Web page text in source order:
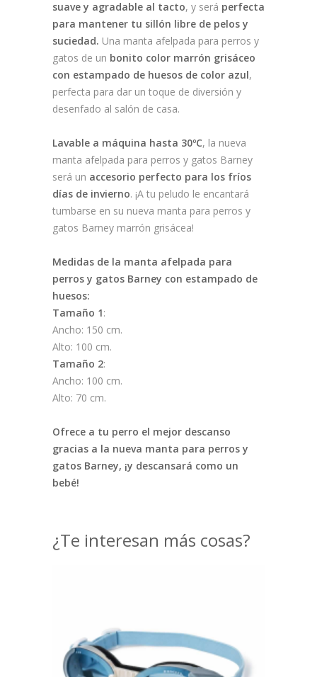
suave y agradable al tacto, y será perfecta
para mantener tu sillón libre de pelos y
suciedad. Una manta afelpada para perros y
gatos de un bonito color marrón grisáceo
con estampado de huesos de color azul,
perfecta para dar un toque de diversión y
desenfado al salón de casa.
Lavable a máquina hasta 30ºC, la nueva
manta afelpada para perros y gatos Barney
será un accesorio perfecto para los fríos
días de invierno. ¡A tu peludo le encantará
tumbarse en su nueva manta para perros y
gatos Barney marrón grisácea!
Medidas de la manta afelpada para
perros y gatos Barney con estampado de
huesos:
Tamaño 1:
Ancho: 150 cm.
Alto: 100 cm.
Tamaño 2:
Ancho: 100 cm.
Alto: 70 cm.
Ofrece a tu perro el mejor descanso
gracias a la nueva manta para perros y
gatos Barney, ¡y descansará como un
bebé!
¿Te interesan más cosas?